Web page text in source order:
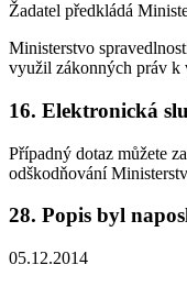
Žadatel předkládá
Ministerstvo
využil zákonných práv k
16. Elektronická
Případný dotaz můžete
odškodňování
28. Popis byl
05.12.2014